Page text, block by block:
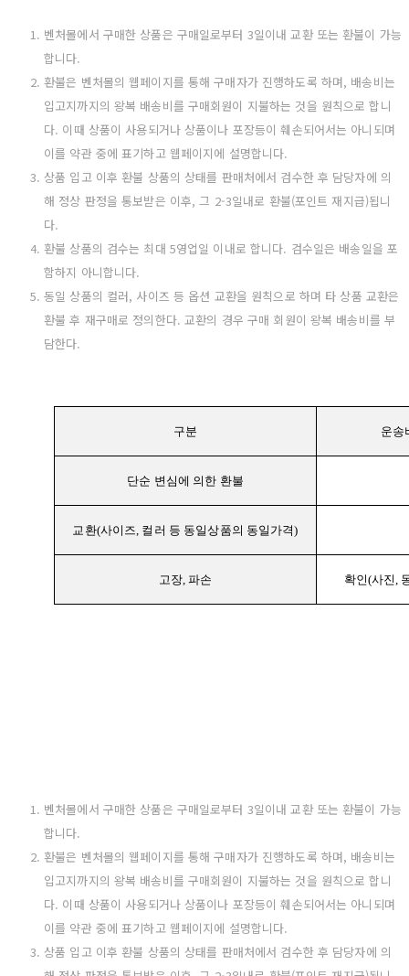
벤처몰에서 구매한 상품은 구매일로부터 3일이내 교환 또는 환불이 가능
합니다.
환불은 벤처몰의 웹페이지를 통해 구매자가 진행하도록 하며, 배송비는
입고지까지의 왕복 배송비를 구매회원이 지불하는 것을 원칙으로 합니
다. 이때 상품이 사용되거나 상품이나 포장등이 훼손되어서는 아니되며
이를 약관 중에 표기하고 웹페이지에 설명합니다.
상품 입고 이후 환불 상품의 상태를 판매처에서 검수한 후 담당자에 의
해 정상 판정을 통보받은 이후, 그 2-3일내로 환불(포인트 재지급)됩니
다.
환불 상품의 검수는 최대 5영업일 이내로 합니다. 검수일은 배송일을 포
함하지 아니합니다.
동일 상품의 컬러, 사이즈 등 옵션 교환을 원칙으로 하며 타 상품 교환은
환불 후 재구매로 정의한다. 교환의 경우 구매 회원이 왕복 배송비를 부
담한다.
구분 운송
단순 변심에 의한 환불
교환(사이즈, 컬러 등 동일상품의 동일가격)
고장, 파손 확인(사진,
벤처몰에서 구매한 상품은 구매일로부터 3일이내 교환 또는 환불이 가능
합니다.
환불은 벤처몰의 웹페이지를 통해 구매자가 진행하도록 하며, 배송비는
입고지까지의 왕복 배송비를 구매회원이 지불하는 것을 원칙으로 합니
다. 이때 상품이 사용되거나 상품이나 포장등이 훼손되어서는 아니되며
이를 약관 중에 표기하고 웹페이지에 설명합니다.
상품 입고 이후 환불 상품의 상태를 판매처에서 검수한 후 담당자에 의